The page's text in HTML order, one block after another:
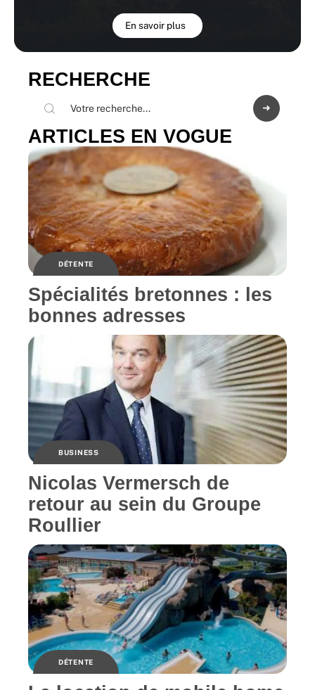
En savoir plus
RECHERCHE
ARTICLES EN VOGUE
DÉTENTE
Spécialités bretonnes : les
bonnes adresses
BUSINESS
Nicolas Vermersch de
retour au sein du Groupe
Roullier
DÉTENTE